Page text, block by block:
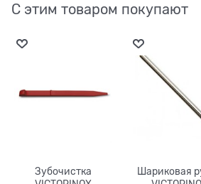
С этим товаром покупают
Зубочистка
Шариковая